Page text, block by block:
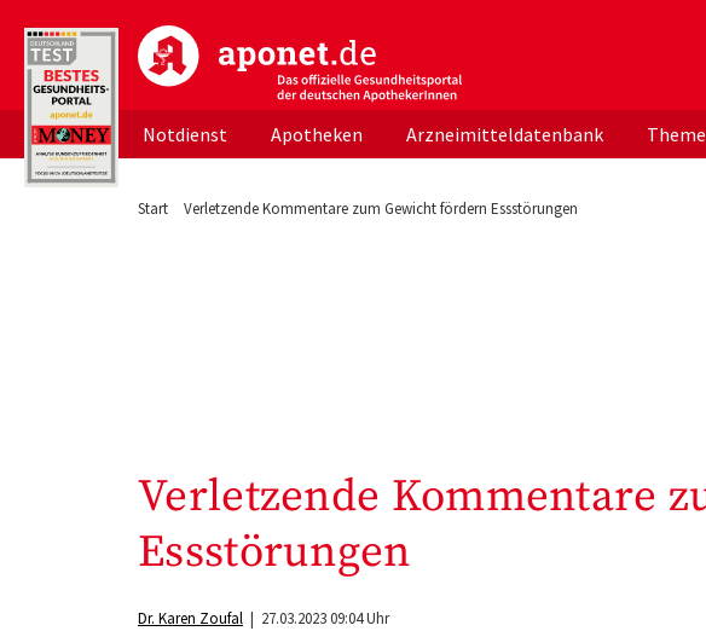
aponet.de - Das offizielle Gesundheitsportal der deutschen
Notdienst Apotheken Arzneimitteldatenbank
Start Verletzende Kommentare zum Gewicht fördern Essstörungen
Verletzende Kommentare
Essstörungen
Dr. Karen Zoufal | 27.03.2023 09:04 Uhr